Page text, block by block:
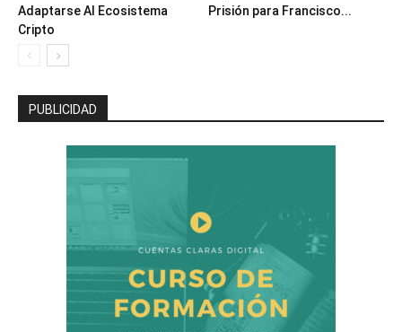
Adaptarse Al Ecosistema
Cripto
Prisión para Francisco...
PUBLICIDAD